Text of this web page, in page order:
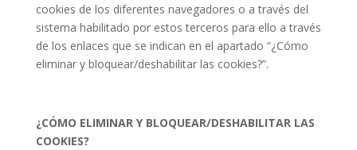
cookies de los diferentes navegadores o a través del
sistema habilitado por estos terceros para ello a través
de los enlaces que se indican en el apartado “¿Cómo
eliminar y bloquear/deshabilitar las cookies?”.
¿CÓMO ELIMINAR Y BLOQUEAR/DESHABILITAR LAS
COOKIES?